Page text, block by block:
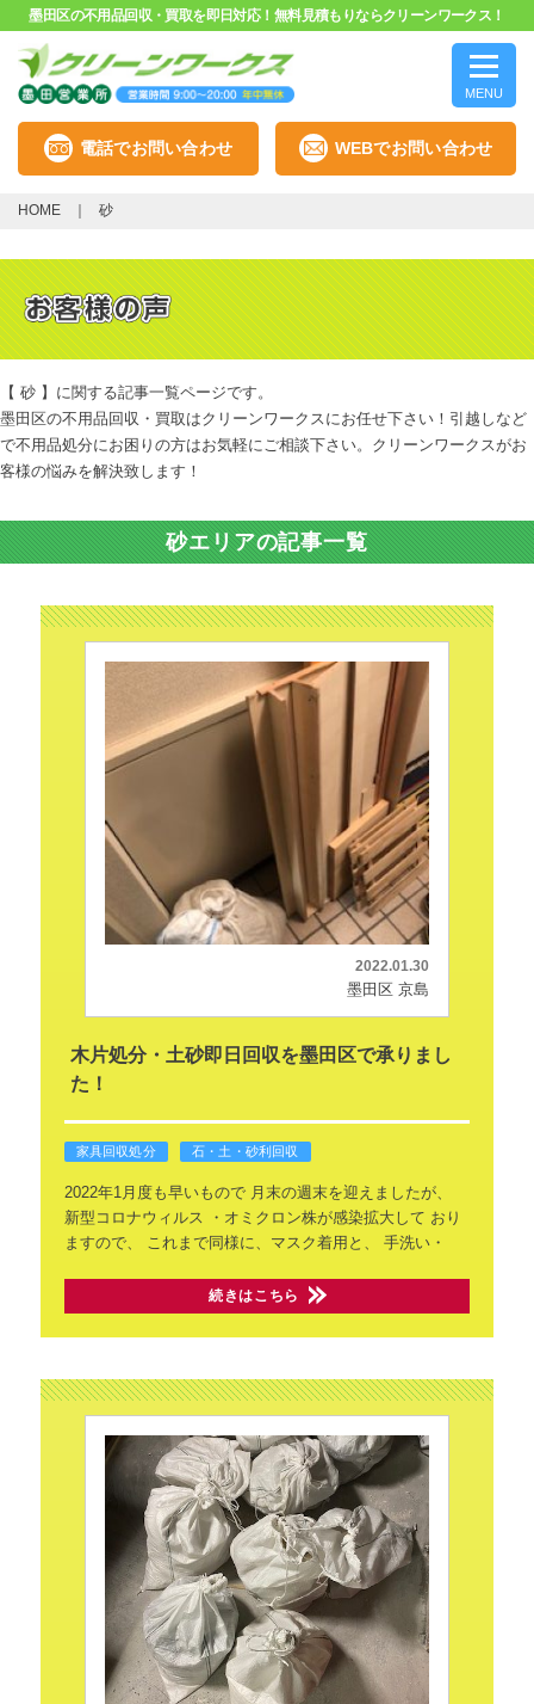
墨田区の不用品回収・買取を即日対応！無料見積もりならクリーンワークス！
MENU
電話でお問い合わせ WEBでお問い合わせ
HOME 砂
【 砂 】に関する記事一覧ページです。
墨田区の不用品回収・買取はクリーンワークスにお任せ下さい！引越しなど
で不用品処分にお困りの方はお気軽にご相談下さい。クリーンワークスがお
客様の悩みを解決致します！
砂エリアの記事一覧
2022.01.30
墨田区 京島
木片処分・土砂即日回収を墨田区で承りまし
た！
家具回収処分 石・土・砂利回収
2022年1月度も早いもので月末の週末を迎えましたが、
新型コロナウィルス
・オミクロン株が感染拡大して おり
ますので、
これまで同様に、マスク着用と、 手洗い・
続きはこちら